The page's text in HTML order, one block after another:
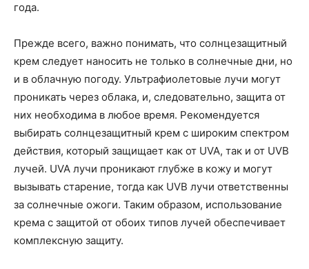
года.
Прежде всего, важно понимать, что солнцезащитный
крем следует наносить не только в солнечные дни, но
и в облачную погоду. Ультрафиолетовые лучи могут
проникать через облака, и, следовательно, защита от
них необходима в любое время. Рекомендуется
выбирать солнцезащитный крем с широким спектром
действия, который защищает как от UVA, так и от UVB
лучей. UVA лучи проникают глубже в кожу и могут
вызывать старение, тогда как UVB лучи ответственны
за солнечные ожоги. Таким образом, использование
крема с защитой от обоих типов лучей обеспечивает
комплексную защиту.